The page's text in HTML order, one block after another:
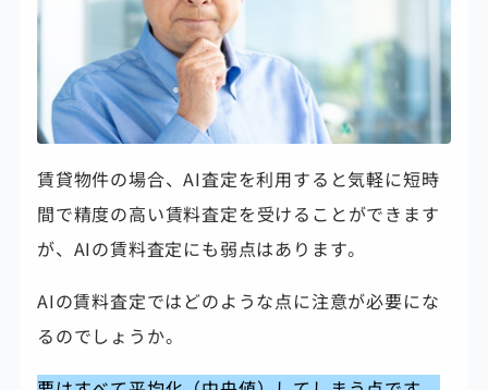
賃貸物件の場合、AI査定を利用すると気軽に短時
間で精度の高い賃料査定を受けることができます
が、AIの賃料査定にも弱点はあります。
AIの賃料査定ではどのような点に注意が必要にな
るのでしょうか。